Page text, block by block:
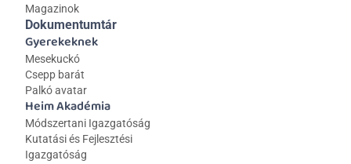
Magazinok
Gyerekeknek
Mesekuckó
Csepp barát
Palkó avatar
Heim Akadémia
Módszertani Igazgatóság
Kutatási és Fejlesztési
Igazgatóság
Dokumentumtár